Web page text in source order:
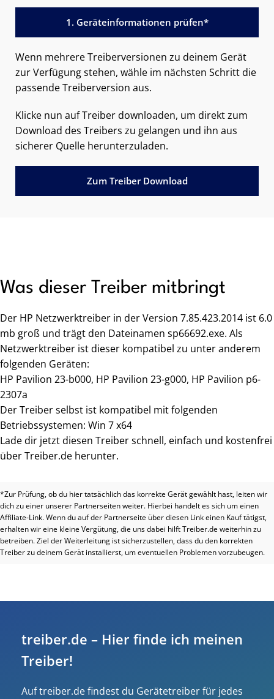
1. Geräteinformationen prüfen*
Wenn mehrere Treiberversionen zu deinem Gerät
zur Verfügung stehen, wähle im nächsten Schritt die
passende Treiberversion aus.
Klicke nun auf Treiber downloaden, um direkt zum
Download des Treibers zu gelangen und ihn aus
sicherer Quelle herunterzuladen.
Zum Treiber Download
Was dieser Treiber mitbringt
Der HP Netzwerktreiber in der Version 7.85.423.2014 ist 6.0
mb groß und trägt den Dateinamen sp66692.exe. Als
Netzwerktreiber ist dieser kompatibel zu unter anderem
folgenden Geräten:
HP Pavilion 23-b000, HP Pavilion 23-g000, HP Pavilion p6-
2307a
Der Treiber selbst ist kompatibel mit folgenden
Betriebssystemen: Win 7 x64
Lade dir jetzt diesen Treiber schnell, einfach und kostenfrei
über Treiber.de herunter.
*Zur Prüfung, ob du hier tatsächlich das korrekte Gerät gewählt hast, leiten wir
dich zu einer unserer Partnerseiten weiter. Hierbei handelt es sich um einen
Affiliate-Link. Wenn du auf der Partnerseite über diesen Link einen Kauf tätigst,
erhalten wir eine kleine Vergütung, die uns dabei hilft Treiber.de weiterhin zu
betreiben. Ziel der Weiterleitung ist sicherzustellen, dass du den korrekten
Treiber zu deinem Gerät installierst, um eventuellen Problemen vorzubeugen.
treiber.de – Hier finde ich meinen
Treiber!
Auf treiber.de findest du Gerätetreiber für jedes